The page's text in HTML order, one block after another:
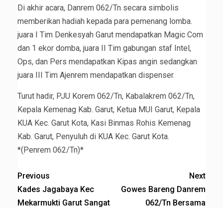
Di akhir acara, Danrem 062/Tn secara simbolis
memberikan hadiah kepada para pemenang lomba.
juara I Tim Denkesyah Garut mendapatkan Magic Com
dan 1 ekor domba, juara II Tim gabungan staf Intel,
Ops, dan Pers mendapatkan Kipas angin sedangkan
juara III Tim Ajenrem mendapatkan dispenser.
Turut hadir, PJU Korem 062/Tn, Kabalakrem 062/Tn,
Kepala Kemenag Kab. Garut, Ketua MUI Garut, Kepala
KUA Kec. Garut Kota, Kasi Binmas Rohis Kemenag
Kab. Garut, Penyuluh di KUA Kec. Garut Kota.
*(Penrem 062/Tn)*
Previous
Kades Jagabaya Kec
Mekarmukti Garut Sangat
Next
Gowes Bareng Danrem
062/Tn Bersama